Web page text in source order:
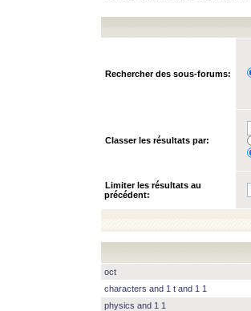
Rechercher des sous-forums:
Classer les résultats par:
Limiter les résultats au
précédent:
oct
characters and 1 t and 1 1
physics and 1 1